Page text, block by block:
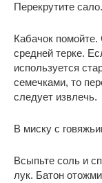
Перекрутите
Кабачок помойте.
средней терке.
используется
семечками, то
следует извлечь.
В миску с
Всыпьте соль и
лук. Батон